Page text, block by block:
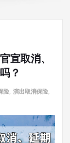
宣取消、
？
险, 演出取消保险,